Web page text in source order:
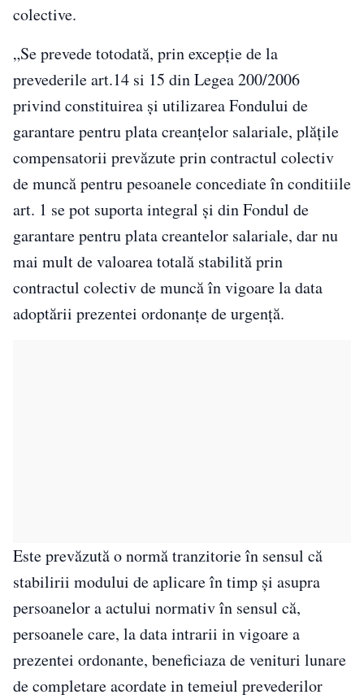
colective.
„Se prevede totodată, prin excepție de la
prevederile art.14 si 15 din Legea 200/2006
privind constituirea și utilizarea Fondului de
garantare pentru plata creanțelor salariale, plățile
compensatorii prevăzute prin contractul colectiv
de muncă pentru pesoanele concediate în conditiile
art. 1 se pot suporta integral și din Fondul de
garantare pentru plata creantelor salariale, dar nu
mai mult de valoarea totală stabilită prin
contractul colectiv de muncă în vigoare la data
adoptării prezentei ordonanțe de urgență.
Este prevăzută o normă tranzitorie în sensul că
stabilirii modului de aplicare în timp și asupra
persoanelor a actului normativ în sensul că,
persoanele care, la data intrarii in vigoare a
prezentei ordonante, beneficiaza de venituri lunare
de completare acordate in temeiul prevederilor